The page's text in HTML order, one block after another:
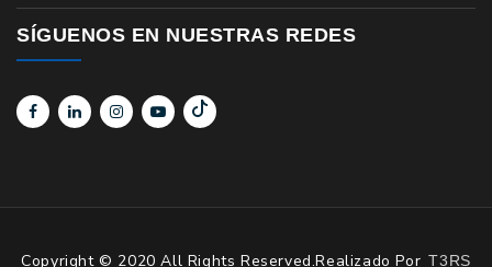
SÍGUENOS EN NUESTRAS REDES
Copyright © 2020 All Rights Reserved.Realizado Por T3RS